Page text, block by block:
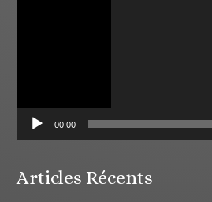
00:00
Articles Récents